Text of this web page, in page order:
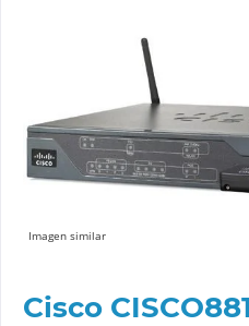
Imagen similar
Cisco